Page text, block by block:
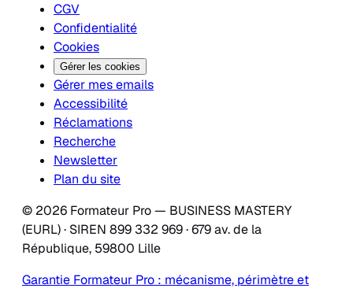
CGV
Confidentialité
Cookies
Gérer les cookies
Gérer mes emails
Accessibilité
Réclamations
Recherche
Newsletter
Plan du site
© 2026 Formateur Pro — BUSINESS MASTERY
(EURL) · SIREN 899 332 969 · 679 av. de la
République, 59800 Lille
Garantie Formateur Pro : mécanisme, périmètre et